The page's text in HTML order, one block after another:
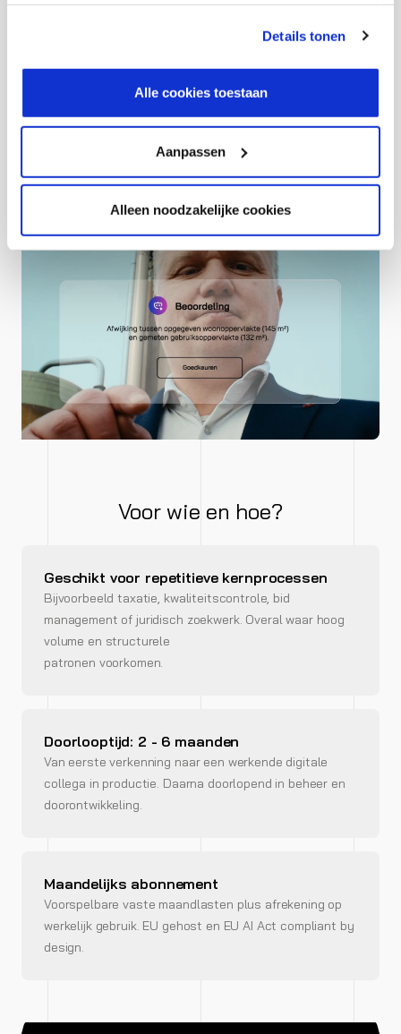
aanpassen via de CO-knop linksonder. Lees meer over
hoe wij jouw gegevensverwerken in onze privacy- en
Details tonen
Alle cookies toestaan
Aanpassen
Alleen noodzakelijke cookies
Lees het verhaal
Voor wie en hoe?
Geschikt voor repetitieve kernprocessen
Bijvoorbeeld taxatie, kwaliteitscontrole, bid
management of juridisch zoekwerk. Overal waar hoog
volume en structurele
patronen voorkomen.
Doorlooptijd: 2 - 6 maanden
Van eerste verkenning naar een werkende digitale
collega in productie. Daarna doorlopend in beheer en
doorontwikkeling.
Maandelijks abonnement
Voorspelbare vaste maandlasten plus afrekening op
werkelijk gebruik. EU gehost en EU AI Act compliant by
design.